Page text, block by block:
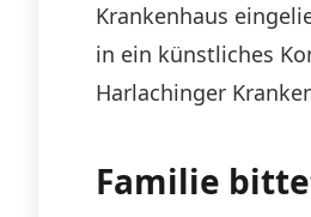
Krankenhaus
in ein künstliches
Harlachinger
Familie